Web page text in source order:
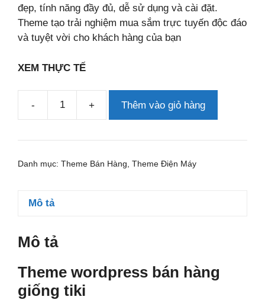
đẹp, tính năng đầy đủ, dễ sử dụng và cài đặt.
Theme tạo trải nghiệm mua sắm trực tuyến độc đáo
và tuyệt vời cho khách hàng của bạn
XEM THỰC TẾ
-
Theme
bán
giống
+ Thêm vào giỏ hàng
Danh mục: Theme Bán Hàng, Theme Điện Máy
Mô tả
Mô tả
Theme wordpress bán hàng
giống tiki